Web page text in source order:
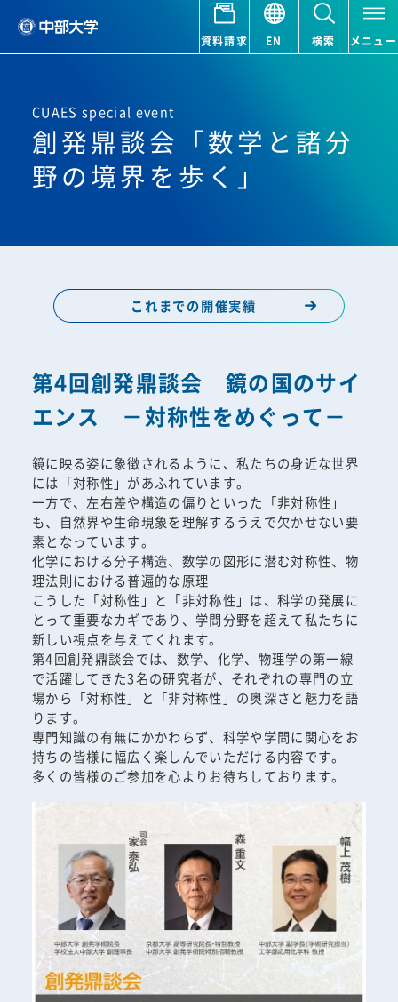
資料請求 EN 検索 メニュー
CUAES special event
創発鼎談会「数学と諸分
野の境界を歩く」
これまでの開催実績
第4回創発鼎談会 鏡の国のサイ
エンス －対称性をめぐって－
鏡に映る姿に象徴されるように、私たちの身近な世界
には「対称性」があふれています。
一方で、左右差や構造の偏りといった「非対称性」
も、自然界や生命現象を理解するうえで欠かせない要
素となっています。
化学における分子構造、数学の図形に潜む対称性、物
理法則における普遍的な原理
こうした「対称性」と「非対称性」は、科学の発展に
とって重要なカギであり、学問分野を超えて私たちに
新しい視点を与えてくれます。
第4回創発鼎談会では、数学、化学、物理学の第一線
で活躍してきた3名の研究者が、それぞれの専門の立
場から「対称性」と「非対称性」の奥深さと魅力を語
ります。
専門知識の有無にかかわらず、科学や学問に関心をお
持ちの皆様に幅広く楽しんでいただける内容です。
多くの皆様のご参加を心よりお待ちしております。